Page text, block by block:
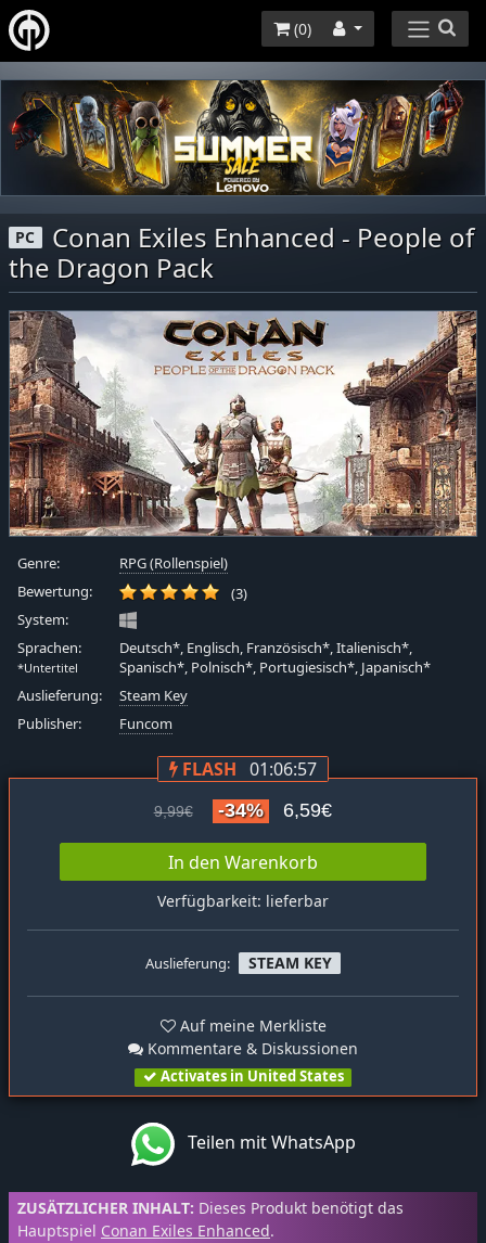
(0)
PC
Conan Exiles Enhanced - People of
the Dragon Pack
Genre:
RPG (Rollenspiel)
Bewertung:
(3)
System:
Sprachen:
*Untertitel
Deutsch*, Englisch, Französisch*, Italienisch*,
Spanisch*, Polnisch*, Portugiesisch*, Japanisch*
Auslieferung:
Steam Key
Publisher:
Funcom
FLASH 01:06:56
9,99€ -34% 6,59€
In den Warenkorb
Verfügbarkeit: lieferbar
Auslieferung: STEAM KEY
Auf meine Merkliste
Kommentare & Diskussionen
Activates in United States
Teilen mit WhatsApp
ZUSÄTZLICHER INHALT: Dieses Produkt benötigt das
Hauptspiel Conan Exiles Enhanced.